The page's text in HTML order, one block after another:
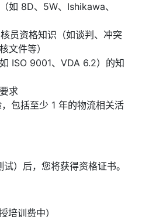
如 8D、5W、Ishikawa、
员资格知识（如谈判、冲突
文件等）
ISO 9001、VDA 6.2）的知
求
包括至少 1 年的物流相关活
）后，您将获得资格证书。
培训费中）